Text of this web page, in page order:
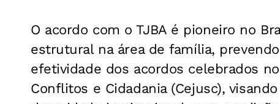
O acordo com o TJBA é pioneiro no
estrutural na área de família,
efetividade dos acordos celebrados
Conflitos e Cidadania (Cejusc),